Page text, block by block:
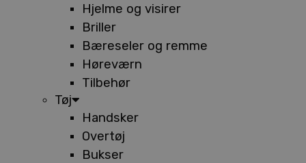
Hjelme og visirer
Briller
Bæreseler og remme
Høreværn
Tilbehør
Tøj
Handsker
Overtøj
Bukser